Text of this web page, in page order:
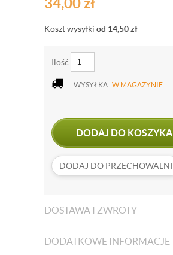
34,00zł
Koszt wysyłki od 14,50zł
Ilość
WYSYŁKA W MAGAZYNIE
DODAJ DO KOSZYKA
DODAJ DO PRZECHOWALNI
DOSTAWA I ZWROTY
DODATKOWE INFORMACJE